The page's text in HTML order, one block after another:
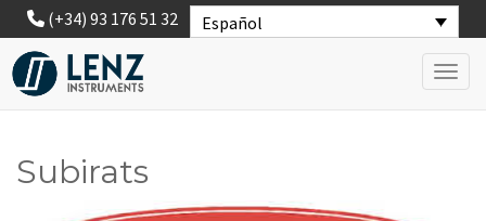
Español
(+34) 93 176 51 32
Subirats